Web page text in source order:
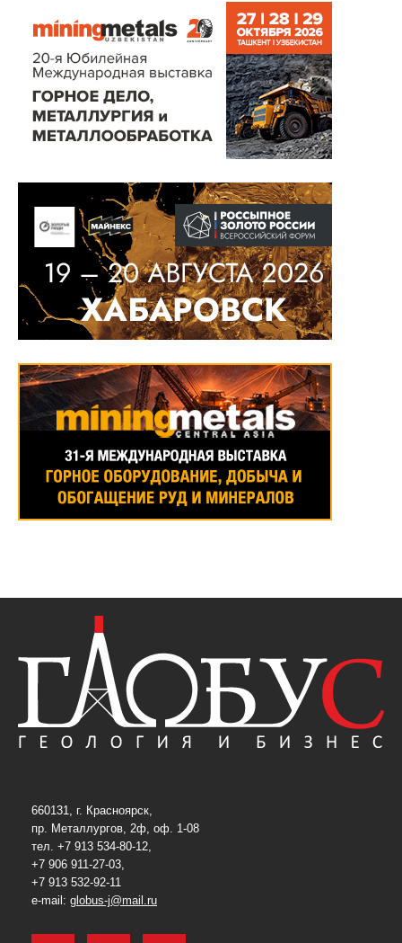
660131, г. Красноярск,
пр. Металлургов, 2ф, оф. 1-08
тел. +7 913 534-80-12,
+7 906 911-27-03,
+7 913 532-92-11
e-mail: globus-j@mail.ru